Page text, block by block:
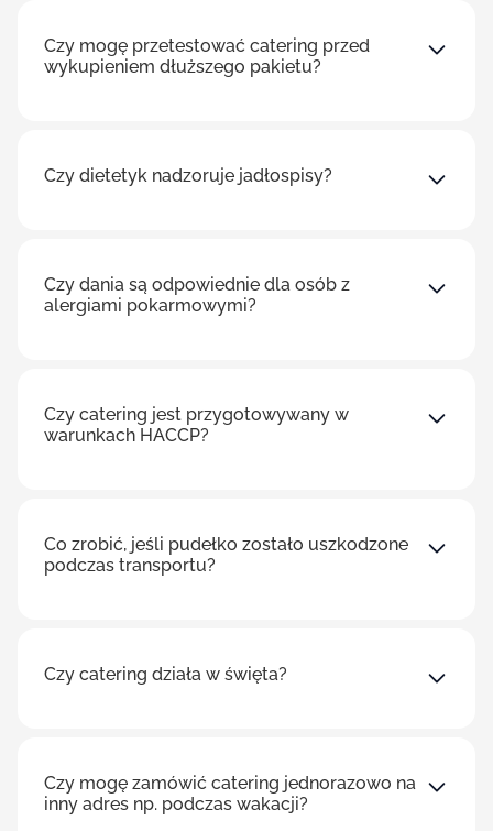
Czy mogę przetestować catering przed
wykupieniem dłuższego pakietu?
Czy dietetyk nadzoruje jadłospisy?
Czy dania są odpowiednie dla osób z
alergiami pokarmowymi?
Czy catering jest przygotowywany w
warunkach HACCP?
Co zrobić, jeśli pudełko zostało uszkodzone
podczas transportu?
Czy catering działa w święta?
Czy mogę zamówić catering jednorazowo na
inny adres np. podczas wakacji?